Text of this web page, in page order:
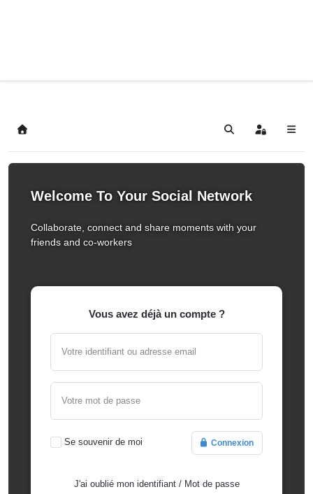
Home SearchSign In
Welcome To Your Social Network
Collaborate, connect and share moments with your
friends and co-workers
Vous avez déjà un compte ?
Votre identifiant ou adresse email
Votre mot de passe
Se souvenir de moi Connexion
J'ai oublié mon identifiant/ Mot de passe